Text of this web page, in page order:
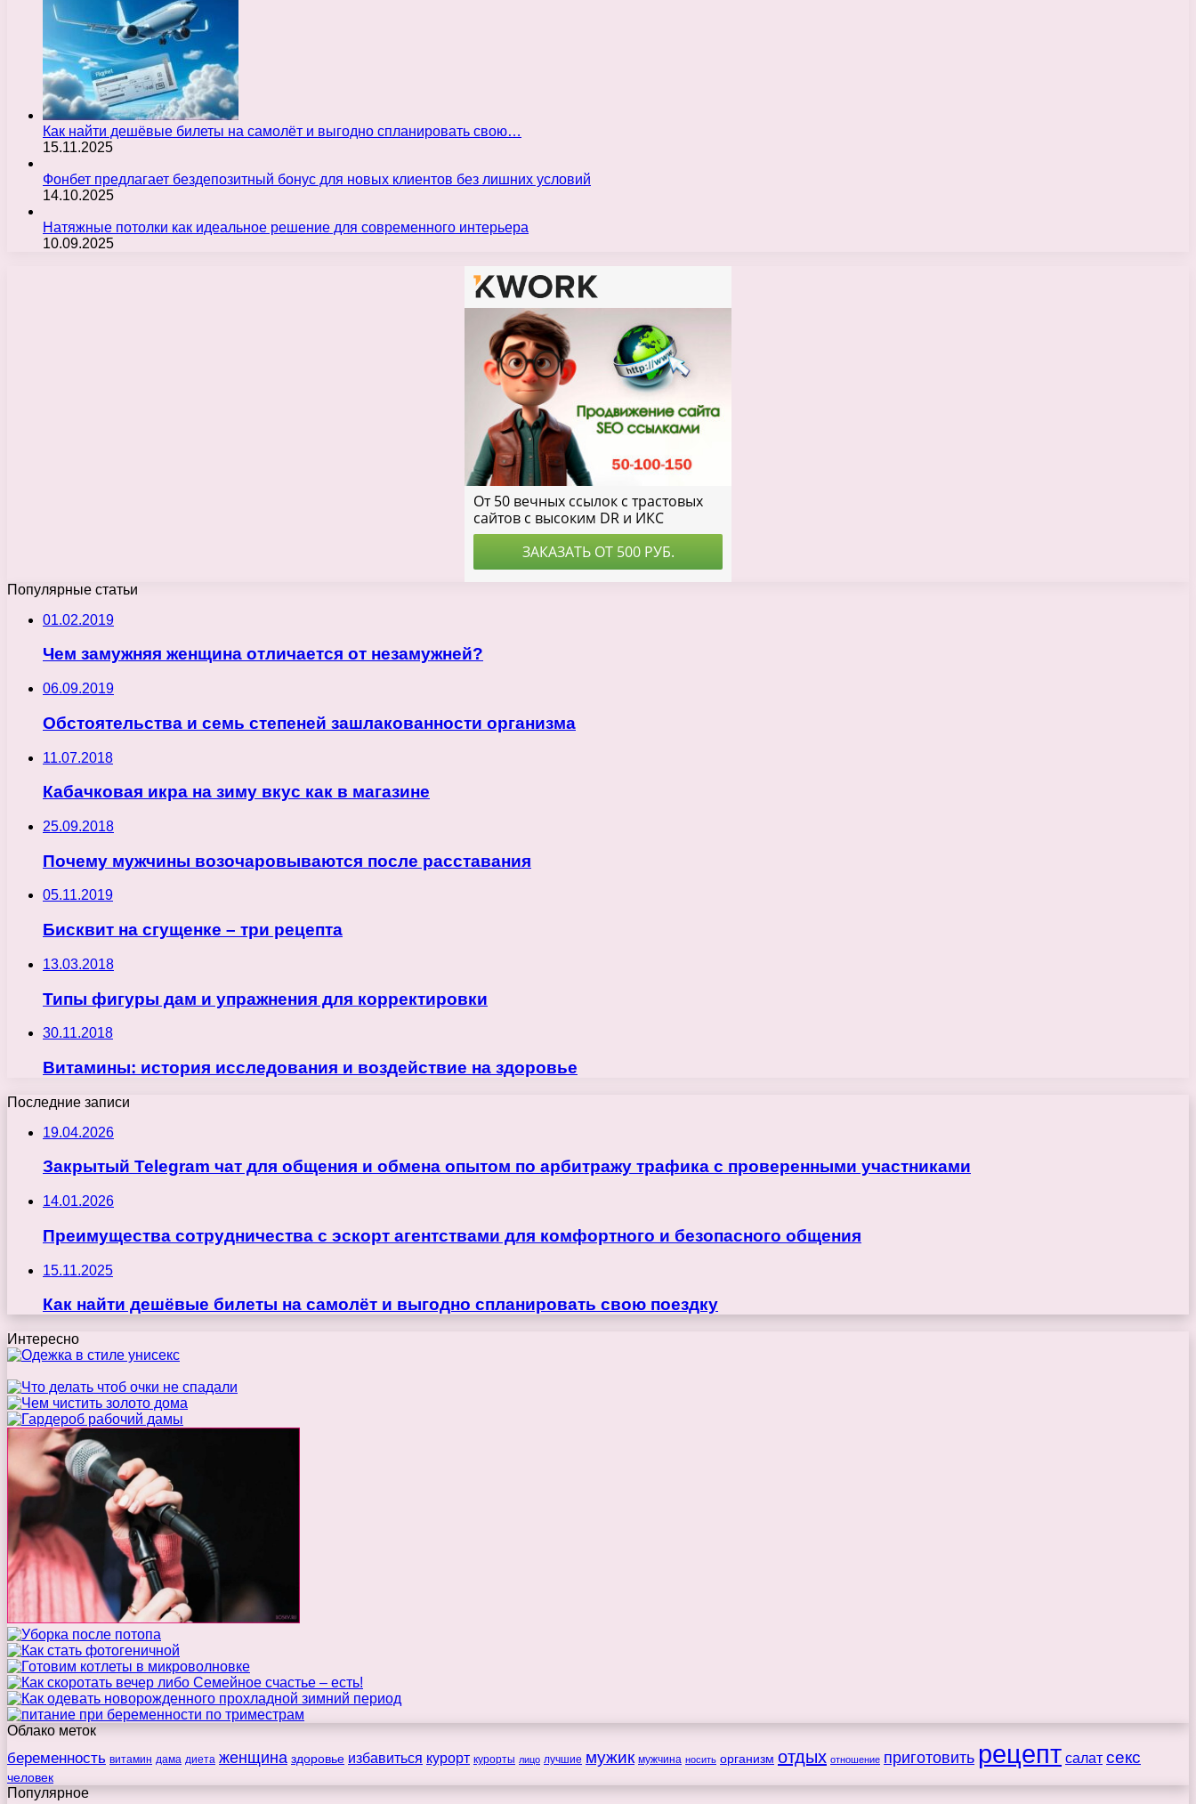
Как найти дешёвые билеты на самолёт и выгодно спланировать свою…
15.11.2025
Фонбет предлагает бездепозитный бонус для новых клиентов без лишних условий
14.10.2025
Натяжные потолки как идеальное решение для современного интерьера
10.09.2025
Популярные статьи
01.02.2019
Чем замужняя женщина отличается от незамужней?
06.09.2019
Обстоятельства и семь степеней зашлакованности организма
11.07.2018
Кабачковая икра на зиму вкус как в магазине
25.09.2018
Почему мужчины возочаровываются после расставания
05.11.2019
Бисквит на сгущенке – три рецепта
13.03.2018
Типы фигуры дам и упражнения для корректировки
30.11.2018
Витамины: история исследования и воздействие на здоровье
Последние записи
19.04.2026
Закрытый Telegram чат для общения и обмена опытом по арбитражу трафика с проверенными участниками
14.01.2026
Преимущества сотрудничества с эскорт агентствами для комфортного и безопасного общения
15.11.2025
Как найти дешёвые билеты на самолёт и выгодно спланировать свою поездку
Интересно
Облако меток
беременность витамин дама диета женщина здоровье избавиться курорт курорты лицо лучшие мужик мужчина носить организм отдых отношение приготовить рецепт салат секс
человек
Популярное